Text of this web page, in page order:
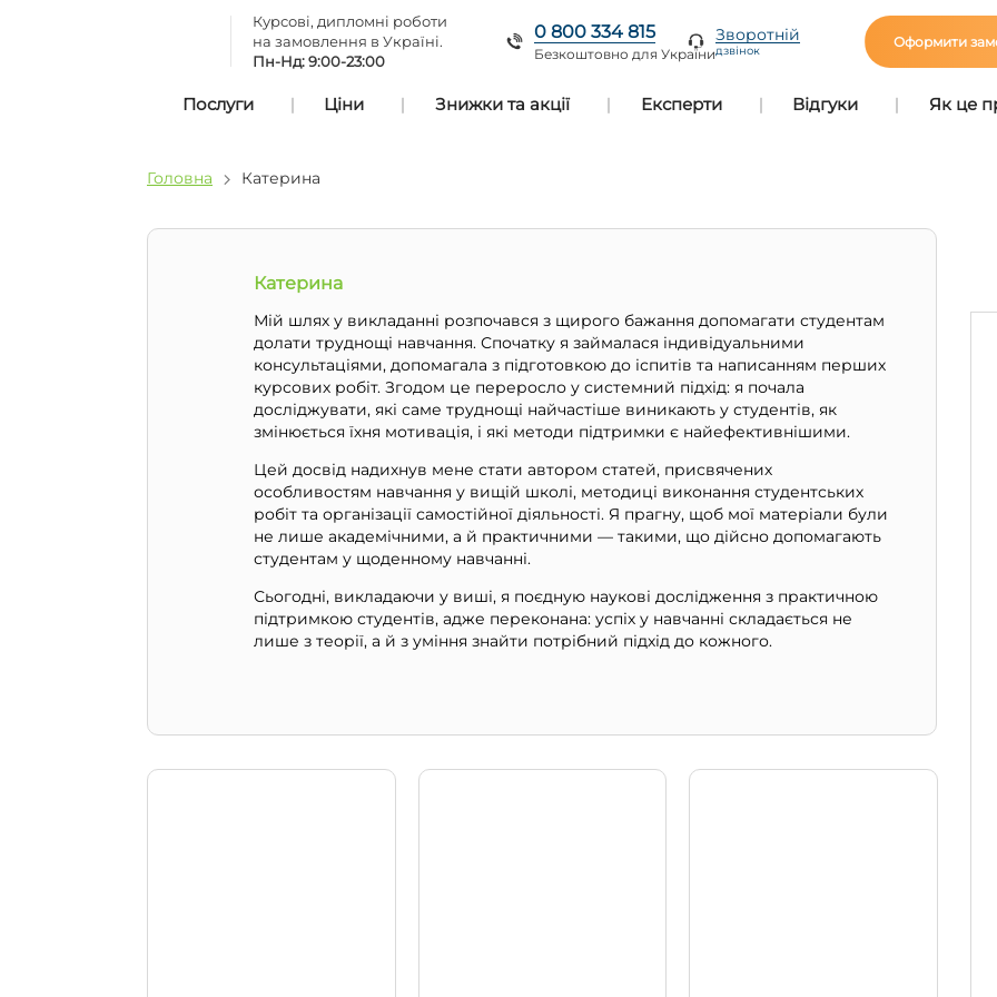
Курсові, дипломні роботи
на замовлення в Україні.
Пн-Нд: 9:00-23:00
0 800 334 815
Безкоштовно для України
Зворотній
дзвінок
Оформити
Послуги Ціни Знижки та акції Експерти Відгуки Як це
Головна Катерина
Катерина
Мій шлях у викладанні розпочався з щирого бажання допомагати студентам
долати труднощі навчання. Спочатку я займалася індивідуальними
консультаціями, допомагала з підготовкою до іспитів та написанням перших
курсових робіт. Згодом це переросло у системний підхід: я почала
досліджувати, які саме труднощі найчастіше виникають у студентів, як
змінюється їхня мотивація, і які методи підтримки є найефективнішими.
Цей досвід надихнув мене стати автором статей, присвячених
особливостям навчання у вищій школі, методиці виконання студентських
робіт та організації самостійної діяльності. Я прагну, щоб мої матеріали були
не лише академічними, а й практичними — такими, що дійсно допомагають
студентам у щоденному навчанні.
Сьогодні, викладаючи у виші, я поєдную наукові дослідження з практичною
підтримкою студентів, адже переконана: успіх у навчанні складається не
лише з теорії, а й з уміння знайти потрібний підхід до кожного.